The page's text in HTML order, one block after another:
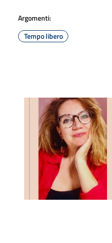
Argomenti:
Tempo libero